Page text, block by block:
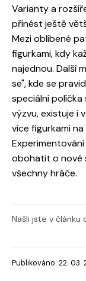
Varianty a
přinést ještě
Mezi oblíbené
figurkami, kdy
najednou. Další
se", kde se
speciální políčka
výzvu, existuje i
více figurkami
obohatit o nové
všechny hráče.
Našli jste v článku
Publikováno: 22. 03.